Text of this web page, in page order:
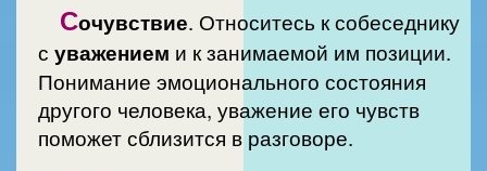
Сочувствие. Относитесь к собеседнику
с уважением и к занимаемой им позиции.
Понимание эмоционального состояния
другого человека, уважение его чувств
поможет сблизится в разговоре.